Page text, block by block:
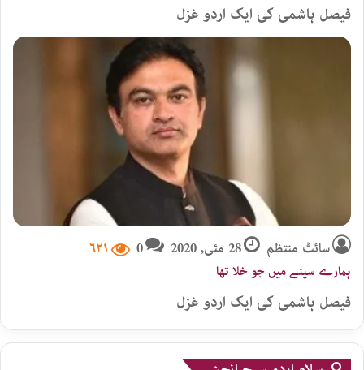
فیصل ہاشمی کی ایک اردو غزل
سائٹ منتظم 28 مئی, 2020 0 ۶۲۱
ہمارے سینے میں جو خلا تھا
فیصل ہاشمی کی ایک اردو غزل